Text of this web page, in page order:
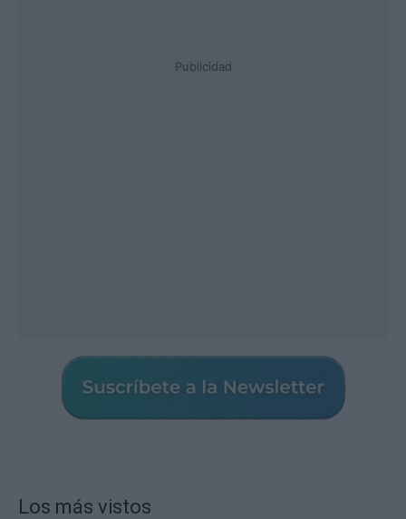
Publicidad
Los más vistos